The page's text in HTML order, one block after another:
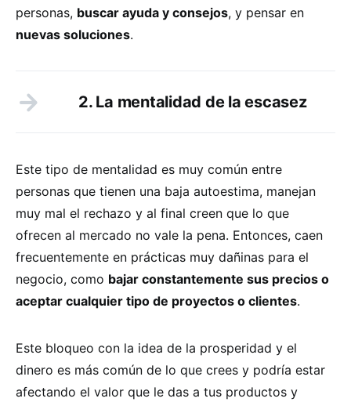
personas, buscar ayuda y consejos, y pensar en
nuevas soluciones.
2. La mentalidad de la escasez
Este tipo de mentalidad es muy común entre
personas que tienen una baja autoestima, manejan
muy mal el rechazo y al final creen que lo que
ofrecen al mercado no vale la pena. Entonces, caen
frecuentemente en prácticas muy dañinas para el
negocio, como bajar constantemente sus precios o
aceptar cualquier tipo de proyectos o clientes.
Este bloqueo con la idea de la prosperidad y el
dinero es más común de lo que crees y podría estar
afectando el valor que le das a tus productos y